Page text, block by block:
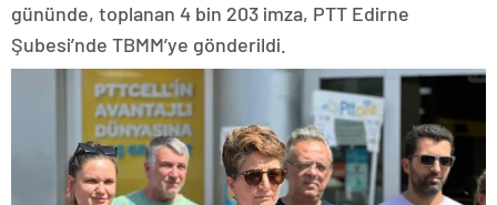
gününde, toplanan 4 bin 203 imza, PTT Edirne
Şubesi’nde TBMM’ye gönderildi.